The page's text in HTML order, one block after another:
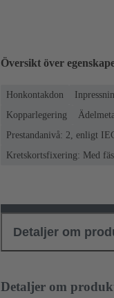
Översikt över
Honkontakdon
Kopparlegering
Prestandanivå: 2, enligt
Kretskortsfixering: Med
Detaljer om
Detaljer om